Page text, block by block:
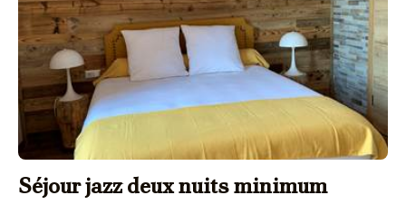
Séjour jazz deux nuits minimum